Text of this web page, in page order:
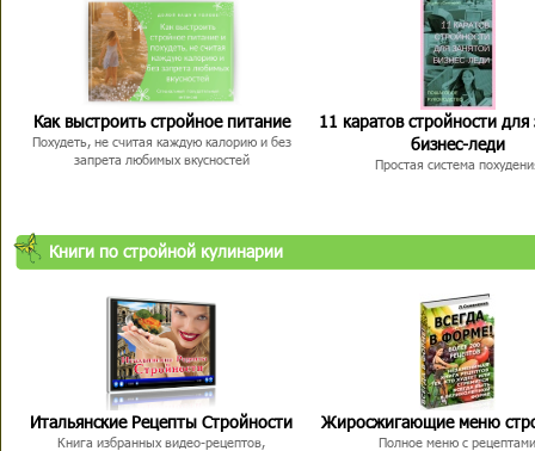
Как выстроить стройное питание
Похудеть, не считая каждую калорию и без
запрета любимых вкусностей
11 каратов стройности для
бизнес-леди
Простая система
Книги по стройной кулинарии
Итальянские Рецепты Стройности
Книга избранных видео-рецептов,
Жиросжигающие меню
Полное меню с рецептами